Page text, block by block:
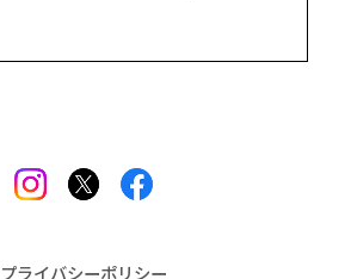
プライバシーポリシー